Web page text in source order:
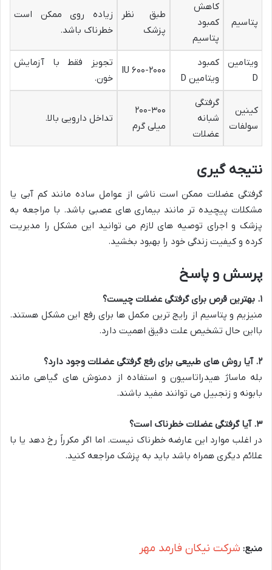
پتاسیم
کاهش
کمبود
پتاسیم
طبق نظر
پزشک
زیاده روی ممکن است
خطرناک باشد.
ویتامین
D
کمبود
ویتامین D
۶۰۰-۲۰۰۰ IU
تجویز فقط با آزمایش
خون.
کینین
سولفات
گرفتگی
شبانه
عضلات
۲۰۰-۳۰۰
میلی گرم
تداخل دارویی بالا.
نتیجه گیری
گرفتگی عضلات ممکن است ناشی از عوامل ساده مانند کم آبی یا
مشکلات پیچیده تر مانند بیماری های عصبی باشد. با مراجعه به
پزشک و اجرای توصیه های لازم می توانید این مشکل را مدیریت
کرده و کیفیت زندگی خود را بهبود بخشید.
پرسش و پاسخ
۱. بهترین قرص برای گرفتگی عضلات چیست؟
منیزیم و پتاسیم از رایج ترین مکمل ها برای رفع این مشکل هستند.
بااین حال تشخیص علت دقیق اهمیت دارد.
۲.آیا روش های طبیعی برای رفع گرفتگی عضلات وجود دارد؟
بله ماساژ هیدراتاسیون و استفاده از دمنوش های گیاهی مانند
بابونه و زنجبیل می توانند مفید باشند.
۳.آیا گرفتگی عضلات خطرناک است؟
در اغلب موارد این عارضه خطرناک نیست. اما اگر مکرراً رخ دهد یا با
علائم دیگری همراه باشد باید به پزشک مراجعه کنید.
منبع: شرکت نیکان فارمد مهر